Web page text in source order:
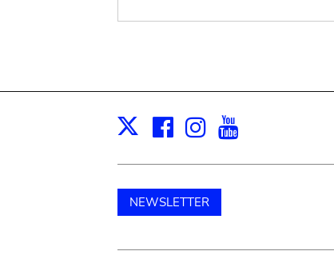
X Facebook
Instagram
NEWSLETTER